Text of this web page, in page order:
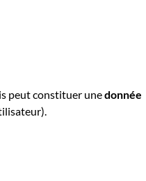
peut constituer unedonnée